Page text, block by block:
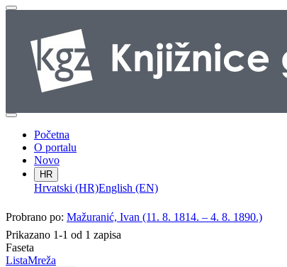
Početna
O portalu
Novo
HR
Hrvatski (HR)English (EN)
Probrano po: Mažuranić, Ivan (11. 8. 1814. – 4. 8. 1890.)
Prikazano 1-1 od 1 zapisa
Faseta
ListaMreža